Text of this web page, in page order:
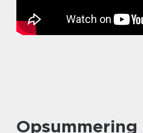
Opsummering